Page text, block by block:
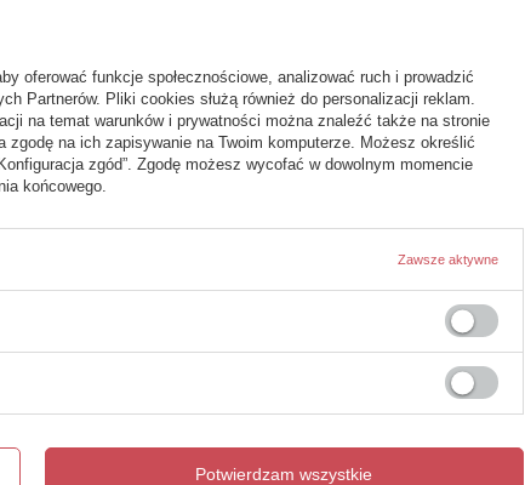
publikując dla
opinię
ocena:
oferować funkcje społecznościowe, analizować ruch i prowadzić
Partnerów. Pliki cookies służą również do personalizacji reklam.
na temat warunków i prywatności można znaleźć także na stronie
zgodę na ich zapisywanie na Twoim komputerze. Możesz określić
zgód”. Zgodę możesz wycofać w dowolnym momencie
końcowego.
Zawsze aktywne
Potwierdzam wszystkie